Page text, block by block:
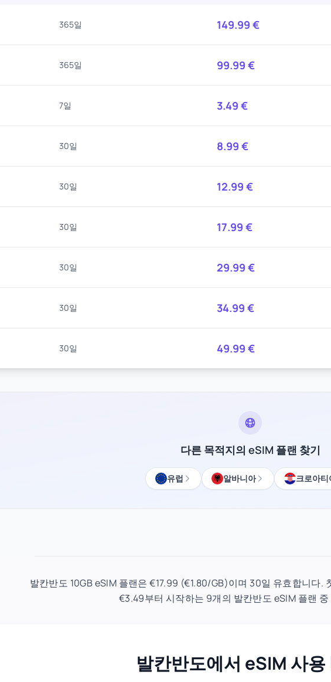
365일 149.99 €
365일 99.99 €
7일 3.49 €
30일 8.99 €
30일 12.99 €
30일 17.99 €
30일 29.99 €
30일 34.99 €
30일 49.99 €
다른 목적지의 eSIM 플랜 찾기
유럽 알바니아 크로아티
발칸반도 10GB eSIM 플랜은 €17.99 (€1.80/GB)이며 30일 유효합니다.
€3.49부터 시작하는 9개의 발칸반도 eSIM 플랜
발칸반도에서 eSIM 사용